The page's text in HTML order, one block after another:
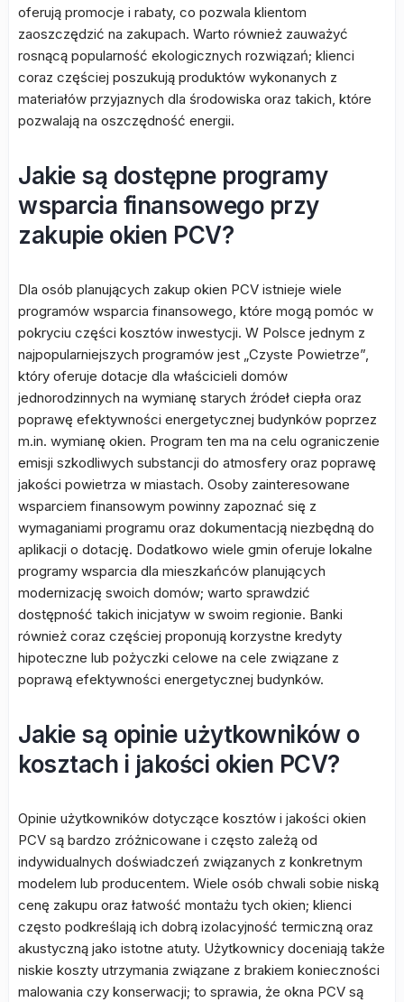
oferują promocje i rabaty, co pozwala klientom
zaoszczędzić na zakupach. Warto również zauważyć
rosnącą popularność ekologicznych rozwiązań; klienci
coraz częściej poszukują produktów wykonanych z
materiałów przyjaznych dla środowiska oraz takich, które
pozwalają na oszczędność energii.
Jakie są dostępne programy
wsparcia finansowego przy
zakupie okien PCV?
Dla osób planujących zakup okien PCV istnieje wiele
programów wsparcia finansowego, które mogą pomóc w
pokryciu części kosztów inwestycji. W Polsce jednym z
najpopularniejszych programów jest „Czyste Powietrze”,
który oferuje dotacje dla właścicieli domów
jednorodzinnych na wymianę starych źródeł ciepła oraz
poprawę efektywności energetycznej budynków poprzez
m.in. wymianę okien. Program ten ma na celu ograniczenie
emisji szkodliwych substancji do atmosfery oraz poprawę
jakości powietrza w miastach. Osoby zainteresowane
wsparciem finansowym powinny zapoznać się z
wymaganiami programu oraz dokumentacją niezbędną do
aplikacji o dotację. Dodatkowo wiele gmin oferuje lokalne
programy wsparcia dla mieszkańców planujących
modernizację swoich domów; warto sprawdzić
dostępność takich inicjatyw w swoim regionie. Banki
również coraz częściej proponują korzystne kredyty
hipoteczne lub pożyczki celowe na cele związane z
poprawą efektywności energetycznej budynków.
Jakie są opinie użytkowników o
kosztach i jakości okien PCV?
Opinie użytkowników dotyczące kosztów i jakości okien
PCV są bardzo zróżnicowane i często zależą od
indywidualnych doświadczeń związanych z konkretnym
modelem lub producentem. Wiele osób chwali sobie niską
cenę zakupu oraz łatwość montażu tych okien; klienci
często podkreślają ich dobrą izolacyjność termiczną oraz
akustyczną jako istotne atuty. Użytkownicy doceniają także
niskie koszty utrzymania związane z brakiem konieczności
malowania czy konserwacji; to sprawia, że okna PCV są